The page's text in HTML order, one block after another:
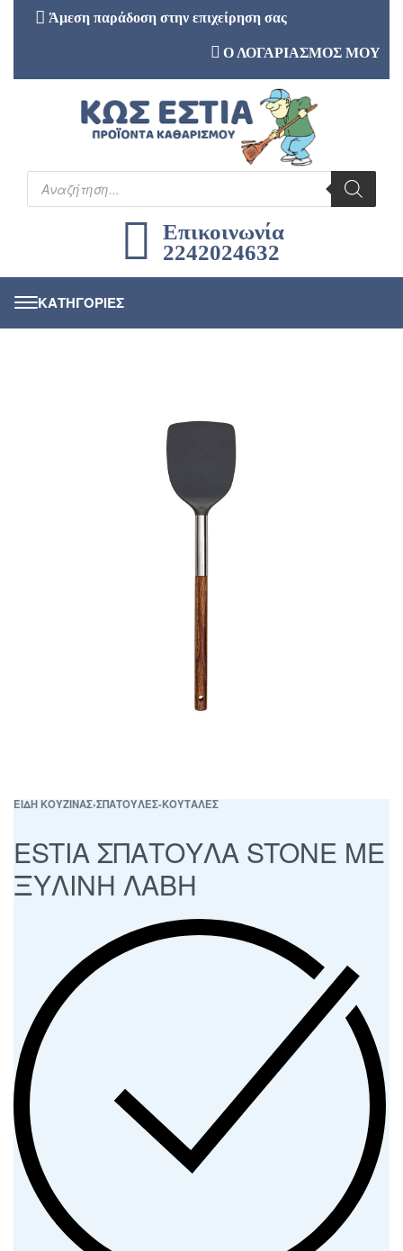
Άμεση παράδοση στην επιχείρηση σας
Ο ΛΟΓΑΡΙΑΣΜΟΣ ΜΟΥ
Επικοινωνία
2242024632
ΕΙΔΗ ΚΟΥΖΙΝΑΣ›ΣΠΑΤΟΥΛΕΣ-ΚΟΥΤΑΛΕΣ
ESTIA ΣΠΑΤΟΥΛΑ STONE ΜΕ
ΞΥΛΙΝΗ ΛΑΒΗ